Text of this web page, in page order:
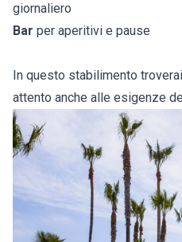
giornaliero
Bar per aperitivi e pause
In questo stabilimento
attento anche alle esigenze